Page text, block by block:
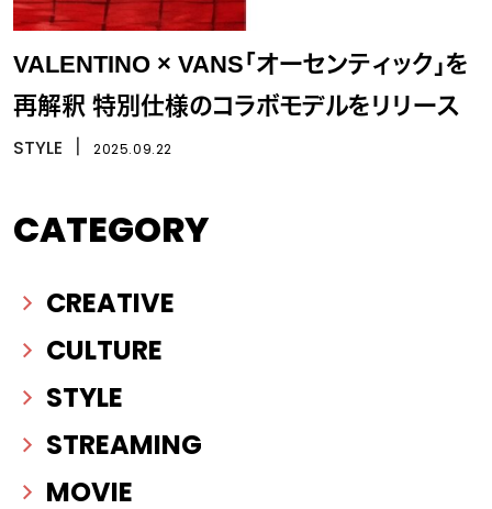
VALENTINO × VANS「オーセンティック」を
再解釈 特別仕様のコラボモデルをリリース
STYLE 2025.09.22
CATEGORY
CREATIVE
CULTURE
STYLE
STREAMING
MOVIE